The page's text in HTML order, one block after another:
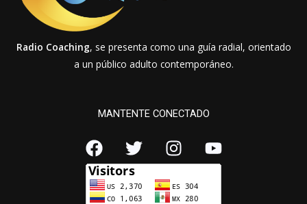
Radio Coaching, se presenta como una guía radial, orientado
a un público adulto contemporáneo.
MANTENTE CONECTADO